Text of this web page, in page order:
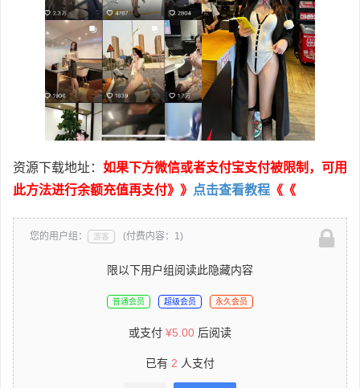
资源下载地址： 如果下方微信或者支付宝支付被限制，可用
此方法进行余额充值再支付》》 点击查看教程 《《
您的用户组： 游客 (付费内容：1)
限以下用户组阅读此隐藏内容
普通会员 超级会员 永久会员
或支付 ¥5.00 后阅读
已有 2 人支付